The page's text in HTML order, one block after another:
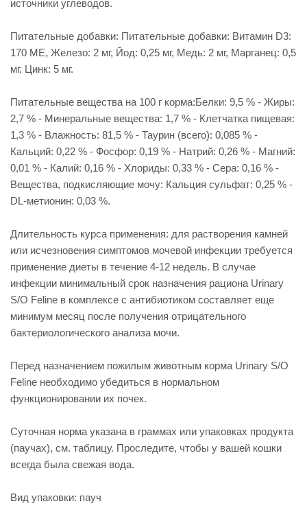
источники углеводов.
Питательные добавки: Питательные добавки: Витамин D3:
170 ME, Железо: 2 мг, Йод: 0,25 мг, Медь: 2 мг, Марганец: 0,5
мг, Цинк: 5 мг.
Питательные вещества на 100 г корма:Белки: 9,5 % - Жиры:
2,7 % - Минеральные вещества: 1,7 % - Клетчатка пищевая:
1,3 % - Влажность: 81,5 % - Таурин (всего): 0,085 % -
Кальций: 0,22 % - Фосфор: 0,19 % - Натрий: 0,26 % - Магний:
0,01 % - Калий: 0,16 % - Хлориды: 0,33 % - Сера: 0,16 % -
Вещества, подкисляющие мочу: Кальция сульфат: 0,25 % -
DL-метионин: 0,03 %.
Длительность курса применения: для растворения камней
или исчезновения симптомов мочевой инфекции требуется
применение диеты в течение 4-12 недель. В случае
инфекции минимальный срок назначения рациона Urinary
S/O Feline в комплексе с антибиотиком составляет еще
минимум месяц после получения отрицательного
бактериологического анализа мочи.
Перед назначением пожилым животным корма Urinary S/O
Feline необходимо убедиться в нормальном
функционировании их почек.
Суточная норма указана в граммах или упаковках продукта
(паучах), см. таблицу. Проследите, чтобы у вашей кошки
всегда была свежая вода.
Вид упаковки: пауч